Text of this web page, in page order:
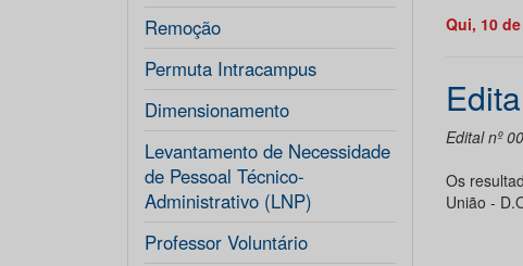
Remoção
Permuta Intracampus
Dimensionamento
Levantamento de Necessidade
de Pessoal Técnico-
Administrativo (LNP)
Professor Voluntário
Qui, 10
Edital nº
Os
União -